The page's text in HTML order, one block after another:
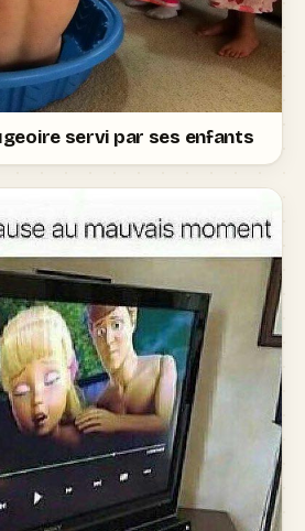
servi par ses enfants